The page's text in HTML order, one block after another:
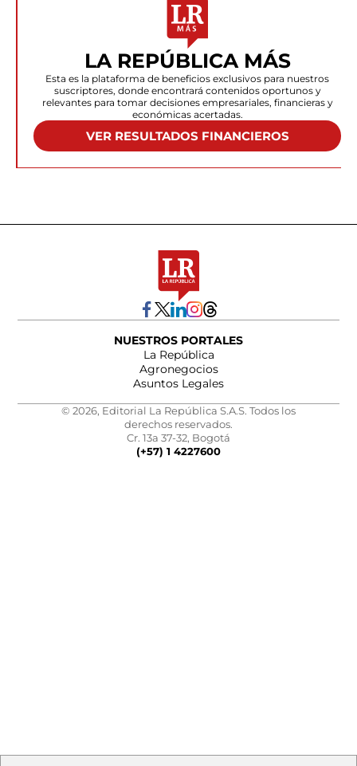
LA REPÚBLICA MÁS
Esta es la plataforma de beneficios exclusivos para nuestros
suscriptores, donde encontrará contenidos oportunos y
relevantes para tomar decisiones empresariales, financieras y
económicas acertadas.
VER RESULTADOS FINANCIEROS
NUESTROS PORTALES
La República
Agronegocios
Asuntos Legales
© 2026, Editorial La República S.A.S. Todos los
derechos reservados.
Cr. 13a 37-32, Bogotá
(+57) 1 4227600